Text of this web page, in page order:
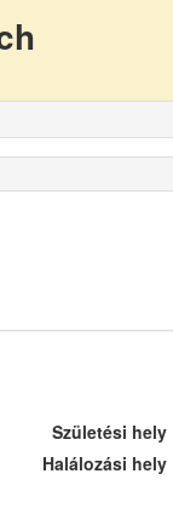
Születési hely
Halálozási hely